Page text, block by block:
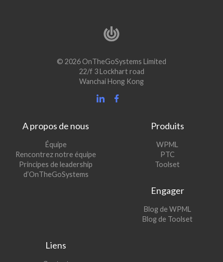
© 2026 OnTheGoSystems Limited
22/f 3 Lockhart road
Wanchai Hong Kong
A propos de nous
Équipe
Rencontrez notre équipe
Principes de leadership
d’OnTheGoSystems
Produits
WPML
une
PTC(s’ouvre
dans
fenêtre)
Toolset(s’ouvre
nouvelle
Engager
Blog de WPML
dans
Blog de Toolset(s’ouvre
Liens